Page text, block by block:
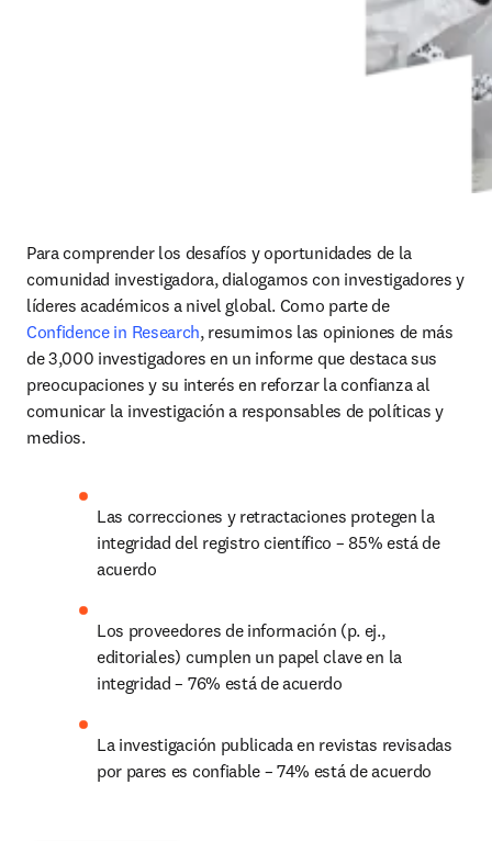
Para comprender los desafíos y oportunidades de la
comunidad investigadora, dialogamos con investigadores y
líderes académicos a nivel global. Como parte de
Confidence in Research, resumimos las opiniones de más
de 3,000 investigadores en un informe que destaca sus
preocupaciones y su interés en reforzar la confianza al
comunicar la investigación a responsables de políticas y
medios.
Las correcciones y retractaciones protegen la
integridad del registro científico – 85% está de
acuerdo
Los proveedores de información (p. ej.,
editoriales) cumplen un papel clave en la
integridad – 76% está de acuerdo
La investigación publicada en revistas revisadas
por pares es confiable – 74% está de acuerdo